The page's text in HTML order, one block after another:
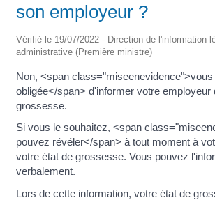
son employeur ?
Vérifié le 19/07/2022 - Direction de l'information
administrative (Première ministre)
Non, <span
obligée</span> d'informer votre employeur
grossesse.
Si vous le souhaitez, <span
pouvez révéler</span> à tout moment à
votre état de grossesse. Vous pouvez
verbalement.
Lors de cette information, votre état de